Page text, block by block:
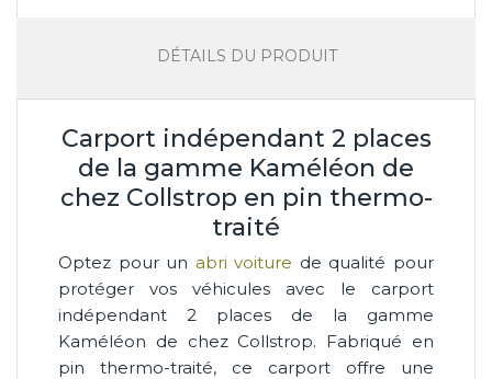
DÉTAILS DU PRODUIT
Carport indépendant 2 places
de la gamme Kaméléon de
chez Collstrop en pin thermo-
traité
Optez pour un abri voiture de qualité pour
protéger vos véhicules avec le carport
indépendant 2 places de la gamme
Kaméléon de chez Collstrop. Fabriqué en
pin thermo-traité, ce carport offre une